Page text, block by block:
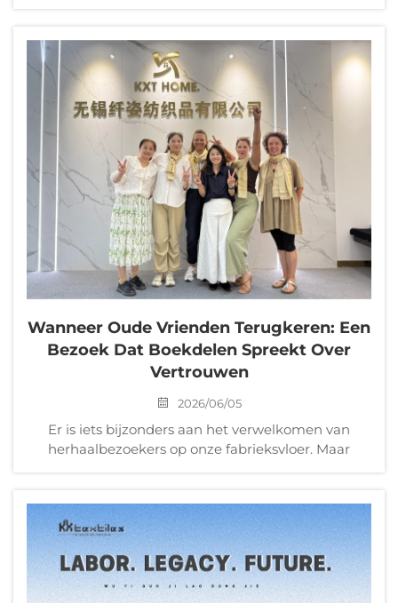
zongzi (rijstballen van kleverige rijst) en gezouten
eendeneieren. Het bedrijf...
Wanneer Oude Vrienden Terugkeren: Een
Bezoek Dat Boekdelen Spreekt Over
Vertrouwen
2026/06/05
Er is iets bijzonders aan het verwelkomen van
herhaalbezoekers op onze fabrieksvloer. Maar
kennen als wijzelf? Dan bereikt het respect een
ander niveau. Deze week, ...